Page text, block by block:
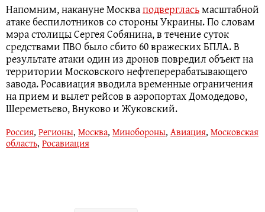
Напомним, накануне Москваподвергласьмасштабной
атаке беспилотников со стороны Украины. По словам
мэра столицы Сергея Собянина, в течение суток
средствами ПВО было сбито 60 вражеских БПЛА. В
результате атаки один из дронов повредил объект на
территории Московского нефтеперерабатывающего
завода. Росавиация вводила временные ограничения
на прием и вылет рейсов в аэропортах Домодедово,
Шереметьево, Внуково и Жуковский.
Россия, Регионы, Москва, Минобороны, Авиация, Московская
область, Росавиация